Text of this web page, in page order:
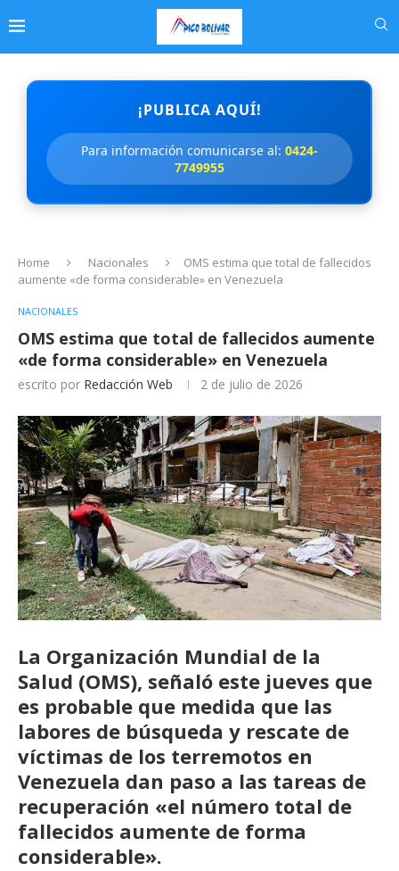
¡PUBLICA AQUÍ!
Para información comunicarse al: 0424-
7749955
Home Nacionales
OMS estima que total de fallecidos
aumente «de forma considerable» en Venezuela
NACIONALES
OMS estima que total de fallecidos aumente
«de forma considerable» en Venezuela
escrito por Redacción Web 2 de julio de 2026
La Organización Mundial de la
Salud (OMS), señaló este jueves que
es probable que medida que las
labores de búsqueda y rescate de
víctimas de los terremotos en
Venezuela dan paso a las tareas de
recuperación «el número total de
fallecidos aumente de forma
considerable».